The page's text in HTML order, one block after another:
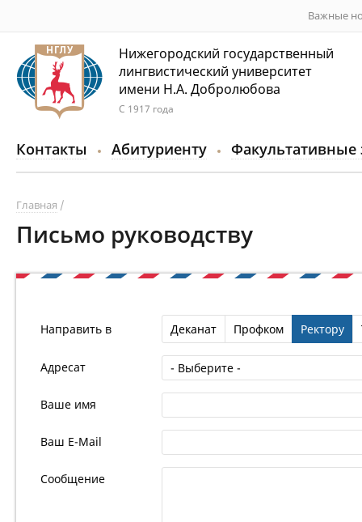
Важные
Нижегородский государственный
лингвистический университет
имени Н.А. Добролюбова
С 1917 года
Контакты Абитуриенту Факультативные
Главная
Письмо руководству
Направить в Деканат Профком Ректору
Адресат
Ваше имя
Ваш E-Mail
Сообщение